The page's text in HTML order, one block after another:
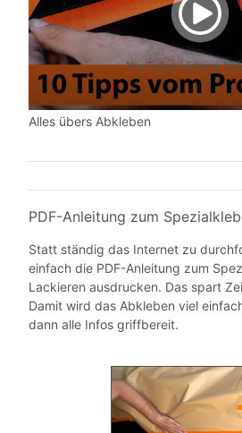
YouTube-Videos
Alles übers Abkleben
PDF-Anleitung zum
Statt ständig das Internet zu
einfach die PDF-Anleitung zum
Lackieren ausdrucken. Das spart
Damit wird das Abkleben viel
dann alle Infos griffbereit.